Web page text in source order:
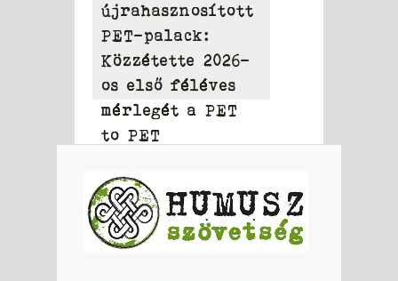
újrahasznosított
PET-palack:
Közzétette 2026-
os első féléves
mérlegét a PET
to PET